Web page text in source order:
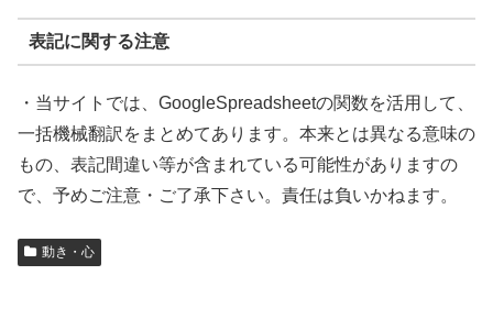
表記に関する注意
・当サイトでは、GoogleSpreadsheetの関数を活用して、
一括機械翻訳をまとめてあります。本来とは異なる意味の
もの、表記間違い等が含まれている可能性がありますの
で、予めご注意・ご了承下さい。責任は負いかねます。
動き・心